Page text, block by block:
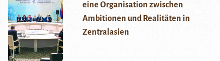
eine Organisation zwischen
Ambitionen und Realitäten in
Zentralasien